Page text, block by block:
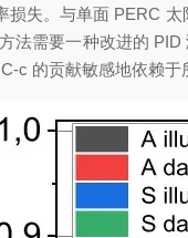
失。与单面 PERC 太
法需要一种改进的
c 的贡献敏感地依赖